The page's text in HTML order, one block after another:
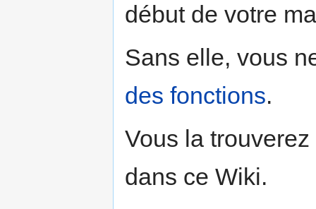
début de votre
Sans elle, vous
des fonctions.
Vous la
dans ce Wiki.